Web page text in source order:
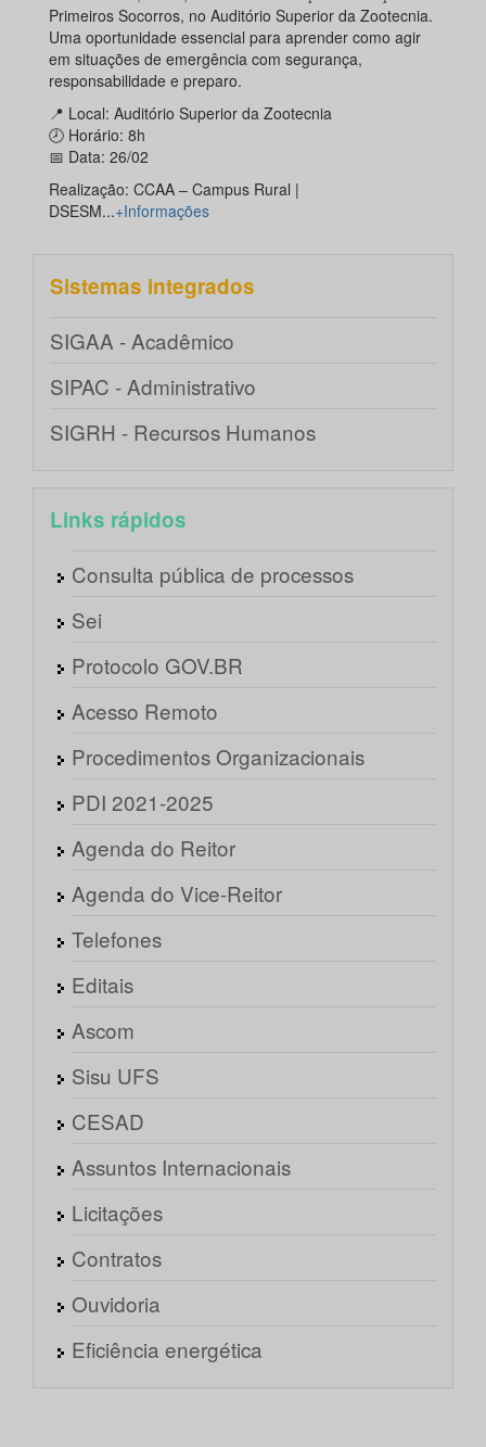
Primeiros Socorros, no Auditório Superior da Zootecnia.
Uma oportunidade essencial para aprender como agir
em situações de emergência com segurança,
responsabilidade e preparo.
📍 Local: Auditório Superior da Zootecnia
🕗 Horário: 8h
📅 Data: 26/02
Realização: CCAA – Campus Rural |
DSESM...+Informações
Sistemas integrados
SIGAA - Acadêmico
SIPAC - Administrativo
SIGRH - Recursos Humanos
Links rápidos
Consulta pública de processos
Sei
Protocolo GOV.BR
Acesso Remoto
Procedimentos Organizacionais
PDI 2021-2025
Agenda do Reitor
Agenda do Vice-Reitor
Telefones
Editais
Ascom
Sisu UFS
CESAD
Assuntos Internacionais
Licitações
Contratos
Ouvidoria
Eficiência energética